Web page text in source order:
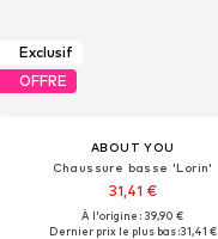
Exclusif
OFFRE
ABOUT YOU
Chaussure basse 'Lorin'
31,41 €
À l'origine : 39,90 €
Dernier prix le plus bas :31,41 €